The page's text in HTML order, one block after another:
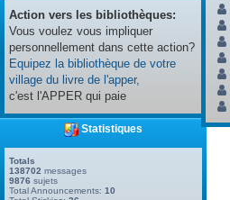
Action vers les bibliothèques:
Vous voulez vous impliquer
personnellement dans cette action?
Equipez la bibliothèque de votre
village du livre de l'apper,
c'est l'APPER qui paie
Statistiques
Totals
138702 messages
9876 sujets
Total Announcements: 10